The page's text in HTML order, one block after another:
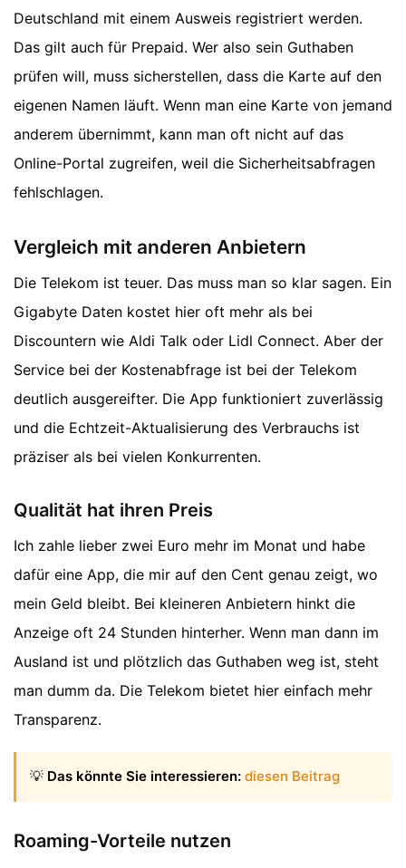
Deutschland mit einem Ausweis registriert werden.
Das gilt auch für Prepaid. Wer also sein Guthaben
prüfen will, muss sicherstellen, dass die Karte auf den
eigenen Namen läuft. Wenn man eine Karte von jemand
anderem übernimmt, kann man oft nicht auf das
Online-Portal zugreifen, weil die Sicherheitsabfragen
fehlschlagen.
Vergleich mit anderen Anbietern
Die Telekom ist teuer. Das muss man so klar sagen. Ein
Gigabyte Daten kostet hier oft mehr als bei
Discountern wie Aldi Talk oder Lidl Connect. Aber der
Service bei der Kostenabfrage ist bei der Telekom
deutlich ausgereifter. Die App funktioniert zuverlässig
und die Echtzeit-Aktualisierung des Verbrauchs ist
präziser als bei vielen Konkurrenten.
Qualität hat ihren Preis
Ich zahle lieber zwei Euro mehr im Monat und habe
dafür eine App, die mir auf den Cent genau zeigt, wo
mein Geld bleibt. Bei kleineren Anbietern hinkt die
Anzeige oft 24 Stunden hinterher. Wenn man dann im
Ausland ist und plötzlich das Guthaben weg ist, steht
man dumm da. Die Telekom bietet hier einfach mehr
Transparenz.
💡 Das könnte Sie interessieren: diesen Beitrag
Roaming-Vorteile nutzen